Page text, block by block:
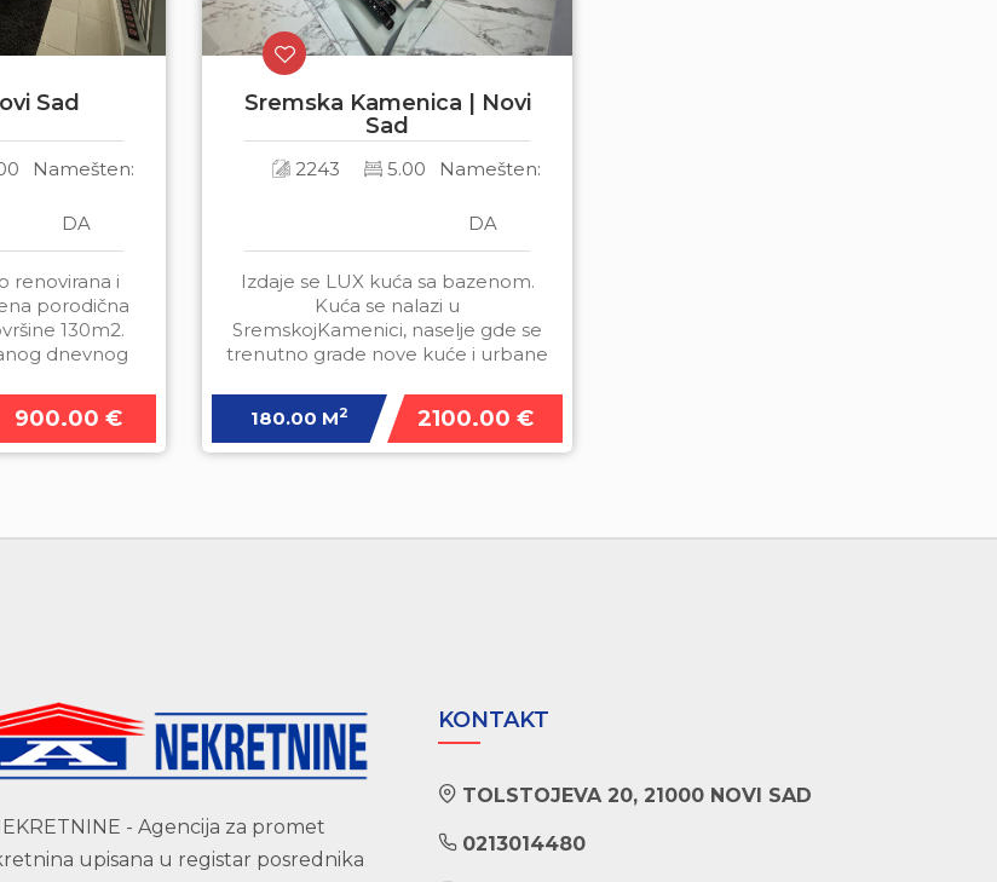
Sad
Namešten:
DA
renovirana i
porodična
130m2.
dnevnog
900.00 €
Sremska Kamenica | Novi
Sad
2243 5.00 Namešten:
DA
Izdaje se LUX kuća sa bazenom.
Kuća se nalazi u
SremskojKamenici, naselje gde se
trenutno grade nove kuće i urbane
180.00 M2 2100.00 €
- Agencija za promet
upisana u registar posrednika
KONTAKT
TOLSTOJEVA 20, 21000 NOVI SAD
0213014480